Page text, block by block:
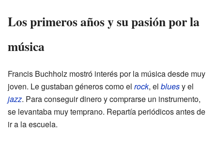
Los primeros años y su pasión por la
música
Francis Buchholz mostró interés por la música desde muy
joven. Le gustaban géneros como el rock, el bluesy el
jazz. Para conseguir dinero y comprarse un instrumento,
se levantaba muy temprano. Repartía periódicos antes de
ir a la escuela.